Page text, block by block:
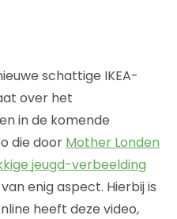
schattige IKEA-
over het
in de komende
die door Mother Londen
jeugd-verbeelding
enig aspect. Hierbij is
heeft deze video,